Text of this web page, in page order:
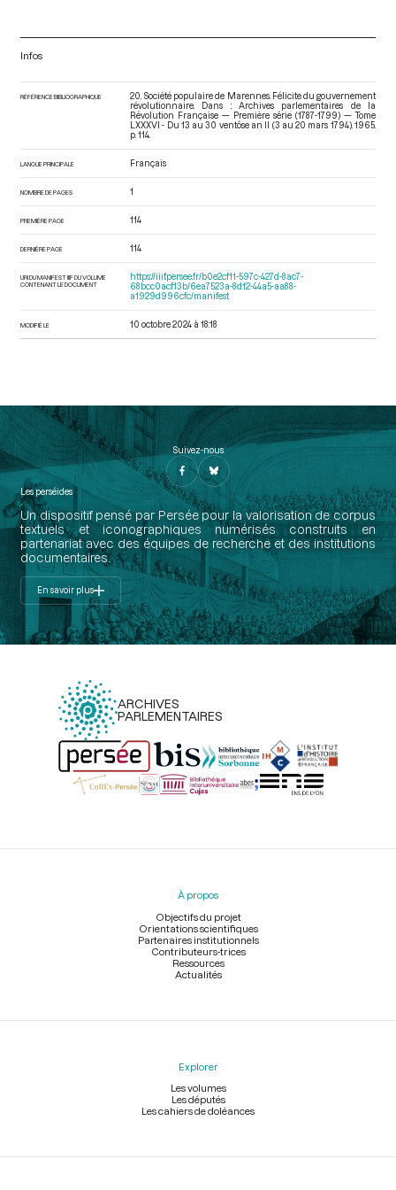
Infos
RÉFÉRENCE BIBLIOGRAPHIQUE
20. Société populaire de Marennes. Félicite du gouvernement
révolutionnaire. Dans : Archives parlementaires de la
Révolution Française — Première série (1787-1799) — Tome
LXXXVI - Du 13 au 30 ventôse an II (3 au 20 mars 1794). 1965.
p. 114.
LANGUE PRINCIPALE Français
NOMBRE DE PAGES 1
PREMIÈRE PAGE 114
DERNIÈRE PAGE 114
URI DU MANIFEST IIIF DU VOLUME
CONTENANT LE DOCUMENT
https://iiif.persee.fr/b0e2cf11-597c-427d-8ac7-
68bcc0acf13b/6ea7523a-8d12-44a5-aa88-
a1929d996cfc/manifest
MODIFIÉ LE 10 octobre 2024 à 18:18
Suivez-nous
Les perséides
Un dispositif pensé par Persée pour la valorisation de corpus
textuels et iconographiques numérisés construits en
partenariat avec des équipes de recherche et des institutions
documentaires.
En savoir plus
ARCHIVES
PARLEMENTAIRES
Menu
À propos
Objectifs du projet
Orientations scientifiques
Partenaires institutionnels
Contributeurs-trices
Ressources
Actualités
Explorer
Les volumes
Les députés
Les cahiers de doléances